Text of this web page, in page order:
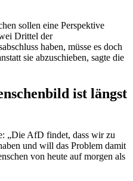
sollen eine Perspektive
Drittel der
haben, müsse es doch
sie abzuschieben, sagte die
ist längst
„Die AfD findet, dass wir zu
und will das Problem damit
von heute auf morgen als